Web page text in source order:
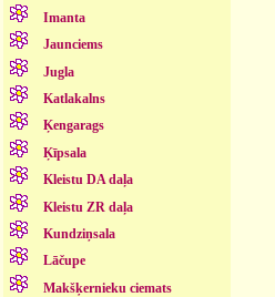
Imanta
Jaunciems
Jugla
Katlakalns
Ķengarags
Ķīpsala
Kleistu DA daļa
Kleistu ZR daļa
Kundziņsala
Lāčupe
Makšķernieku ciemats